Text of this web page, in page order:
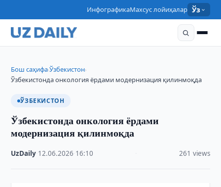
ИнфографикаМахсус лойиҳалар Ўз
Бош саҳифа›Ўзбекистон›
Ўзбекистонда онкология ёрдами модернизация қилинмоқда
ЎЗБЕКИСТОН
Ўзбекистонда онкология ёрдами
модернизация қилинмоқда
UzDaily 12.06.2026 16:10 261 views